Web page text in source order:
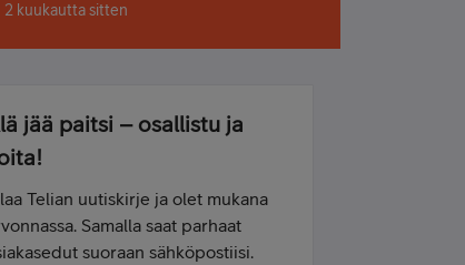
2 kuukautta sitten
jää paitsi – osallistu ja
Telian uutiskirje ja olet mukana
Samalla saat parhaat
suoraan sähköpostiisi.